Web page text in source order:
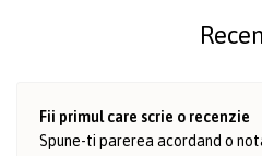
Fii primul care scrie o recenzie
Spune-ti parerea acordand o